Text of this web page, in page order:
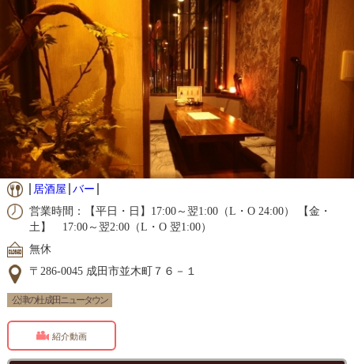
居酒屋 バー
営業時間：【平日・日】17:00～翌1:00（L・O 24:00） 【金・
土】 17:00～翌2:00（L・O 翌1:00）
無休
〒286-0045 成田市並木町７６－１
公津の杜 成田ニュータウン
紹介動画